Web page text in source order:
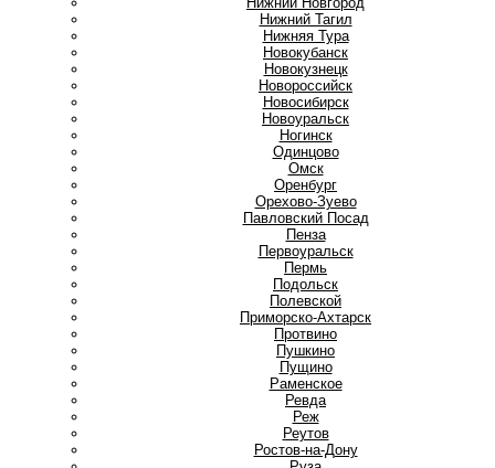
Нижний Тагил
Нижняя Тура
Новокубанск
Новокузнецк
Новороссийск
Новосибирск
Новоуральск
Ногинск
Одинцово
Омск
Оренбург
Орехово-Зуево
Павловский Посад
Пенза
Первоуральск
Пермь
Подольск
Полевской
Приморско-Ахтарск
Протвино
Пушкино
Пущино
Раменское
Ревда
Реж
Реутов
Ростов-на-Дону